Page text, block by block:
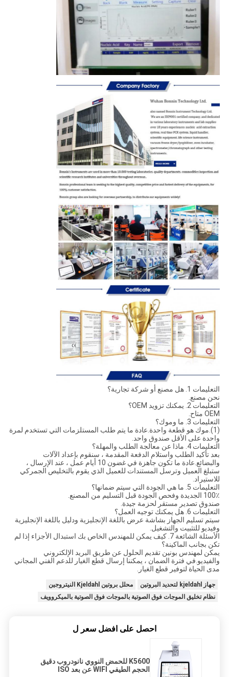
التعليمات 1. هل مصنع أو شركة تجارية؟
نحن مصنع.
التعليمات 2. يمكنك تزويد OEM؟
OEM متاح.
التعليمات 3. ما وموك؟
(1).موك هو قطعة واحدة.عادة ما يتم طلب المستلزمات التي تستخدم لمرة
واحدة على الأقل صندوق واحد.
التعليمات 4. ماذا عن معالجة الطلب والمهلة؟
بعد تأكيد الطلب واستلام الدفعة المقدمة ، سنقوم بإعداد الآلات
والبضائع.عادة ما تكون جاهزة في غضون 10 أيام عمل ، عند الإرسال ،
ستبلغ العميل وترسل المستندات للعميل الذي يقوم بالتخليص الجمركي
للاستيراد.
التعليمات 5. ما هي الجودة التي سيتم ضمانها؟
100٪ الجديدة وفحص الجودة قبل التسليم من المصنع.
صندوق تصدير مستقر لحزمة جيدة.
التعليمات 6. هل يمكنك توجيه العمل؟
سيتم تسليم الجهاز بشاشة عرض باللغة الإنجليزية ودليل باللغة الإنجليزية
وفيديو للتثبيت والتشغيل.
الأسئلة الشائعة 7. كيف يمكن للمهندس الخاص بك استبدال الأجزاء إذا لم
تكن بجانب الماكينة؟
يمكن لمهندس بونين تقديم الحلول عن طريق البريد الإلكتروني
والفيديو.في فترة الضمان ، يمكننا إرسال قطع الغيار للدعم الفني المجاني
مدى الحياة لتوفير قطع الغيار.
جهاز kjeldahl لتحديد البروتين
محلل بروتين Kjeldahl النيتروجين
نظام تخليق الموجات فوق الصوتية بالموجات فوق الصوتية بالميكروويف
احصل على افضل سعر ل
K5600 للحمض النووي نانودروب دقيق
الحجم الطيفي WIFI عن بعد ISO